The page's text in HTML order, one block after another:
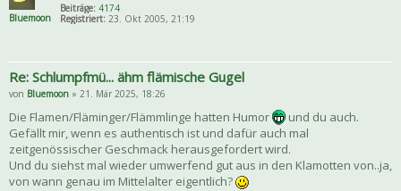
Bluemoon
Beiträge: 4174
Registriert: 23. Okt 2005, 21:19
Re: Schlumpfmü... ähm flämische Gugel
von Bluemoon » 21. Mär 2025, 18:26
Die Flamen/Fläminger/Flämmlinge hatten Humor
und du auch.
Gefällt mir, wenn es authentisch ist und dafür auch mal
zeitgenössischer Geschmack herausgefordert wird.
Und du siehst mal wieder umwerfend gut aus in den Klamotten von..ja,
von wann genau im Mittelalter eigentlich?